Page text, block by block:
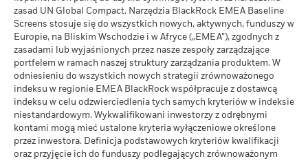
jest reinwestowany. Zwrot z inwestycji może wzrosnąć lub
spaść w wyniku wahań kursów walutowych, jeśli inwestycja jest
dokonywana w walucie innej niż wykorzystywana w
poprzednim obliczeniu wyników. Źródło: Blackrock
Pokrycie powiązań
biznesowych
na dzień 30-cze-2026
24,37%
Procent Funduszu nie
pokryty
na dzień 30-cze-2026
76,81%
Przedstawiona powyżej ekspozycja na powiązania biznesowe
BlackRock w obszarze węgla termalnego i piasków
zasad UN Global Compact. Narzędzia BlackRock EMEA Baseline
Screens stosuje się do wszystkich nowych, aktywnych, funduszy w
Europie, na Bliskim Wschodzie i w Afryce („EMEA”), zgodnych z
zasadami lub wyjaśnionych przez nasze zespoły zarządzające
portfelem w ramach naszej struktury zarządzania produktem. W
odniesieniu do wszystkich nowych strategii zrównoważonego
indeksu w regionie EMEA BlackRock współpracuje z dostawcą
indeksu w celu odzwierciedlenia tych samych kryteriów w indeksie
niestandardowym. Wykwalifikowani inwestorzy z odrębnymi
kontami mogą mieć ustalone kryteria wyłączeniowe określone
przez inwestora. Definicja podstawowych kryteriów kwalifikacji
oraz przyjęcie ich do funduszy podlegających zrównoważonym